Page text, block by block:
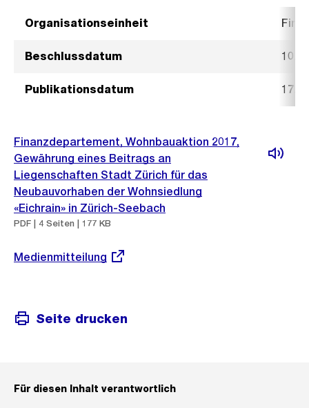
Organisationseinheit
Beschlussdatum 10.
Publikationsdatum 17.
Finanzdepartement, Wohnbauaktion 2017,
Gewährung eines Beitrags an
Liegenschaften Stadt Zürich für das
Neubauvorhaben der Wohnsiedlung
«Eichrain» in Zürich-Seebach
PDF | 4 Seiten | 177 KB
Externer
Medienmitteilung
Seite drucken
Für diesen Inhalt verantwortlich